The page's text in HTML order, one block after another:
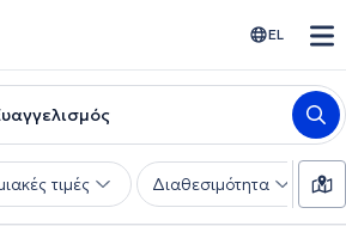
EL
τιμές Διαθεσιμότητα